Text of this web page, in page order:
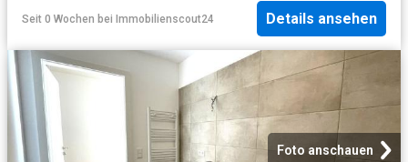
Seit 0 Wochen bei Immobilienscout24 Details ansehen
Foto anschauen